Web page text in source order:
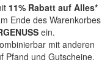
11% Rabatt auf Alles*
Ende des Warenkorbes
ein.
mit anderen
Pfand und Gutscheine.